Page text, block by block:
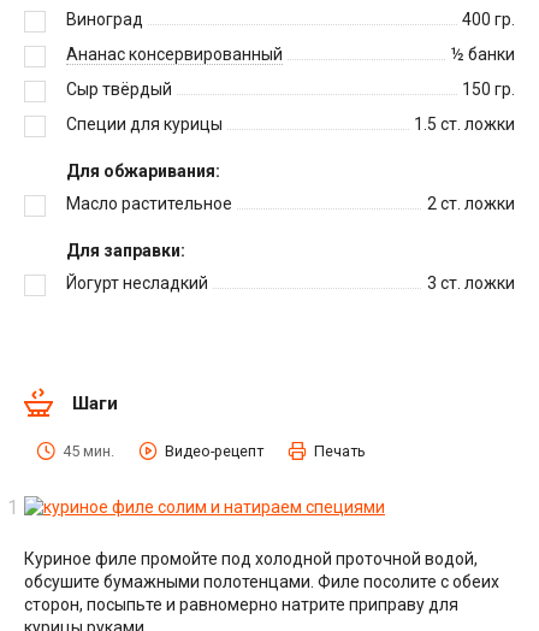
Виноград
400 гр.
Ананас консервированный
½ банки
Сыр твёрдый
150 гр.
Специи для курицы
1.5 ст. ложки
Для обжаривания:
Масло растительное
2 ст. ложки
Для заправки:
Йогурт несладкий
3 ст. ложки
Шаги
45 мин. Видео-рецепт Печать
Куриное филе промойте под холодной проточной водой,
обсушите бумажными полотенцами. Филе посолите с обеих
сторон, посыпьте и равномерно натрите приправу для
курицы руками.